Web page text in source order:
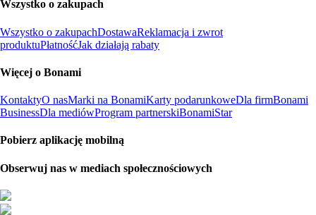
Wszystko o zakupach
Wszystko o zakupachDostawaReklamacja i zwrot
produktuPłatnośćJak działają rabaty
Więcej o Bonami
KontaktyO nasMarki na BonamiKarty podarunkoweDla firmBonami
BusinessDla mediówProgram partnerskiBonamiStar
Pobierz aplikację mobilną
Obserwuj nas w mediach społecznościowych